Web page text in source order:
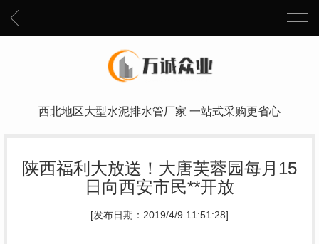
西北地区大型水泥排水管厂家 一站式采购更省心
陕西福利大放送！大唐芙蓉园每月15
日向西安市民**开放
[发布日期：2019/4/9 11:51:28]